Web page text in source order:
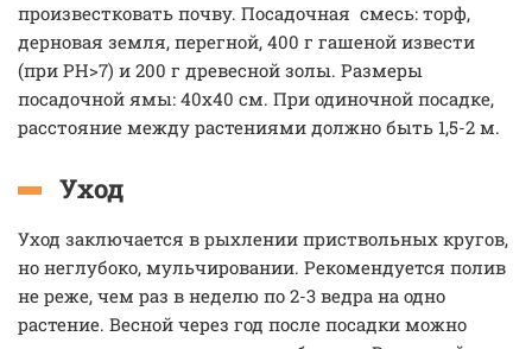
произвестковать почву. Посадочная смесь: торф,
дерновая земля, перегной, 400 г гашеной извести
(при РН>7) и 200 г древесной золы. Размеры
посадочной ямы: 40х40 см. При одиночной посадке,
расстояние между растениями должно быть 1,5-2 м.
Уход
Уход заключается в рыхлении приствольных кругов,
но неглубоко, мульчировании. Рекомендуется полив
не реже, чем раз в неделю по 2-3 ведра на одно
растение. Весной через год после посадки можно